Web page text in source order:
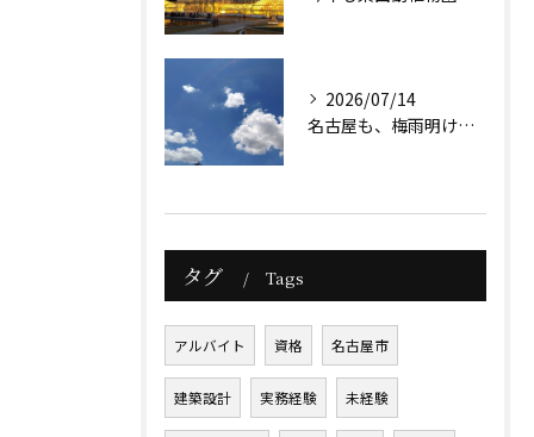
2026/07/14
名古屋も、梅雨明け前ですが暑さは本格的になっています。
タグ Tags
アルバイト 資格 名古屋市
建築設計 実務経験 未経験